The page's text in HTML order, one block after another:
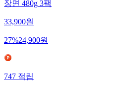
장면 480g 3팩
33,900원
27%24,900원
747적립